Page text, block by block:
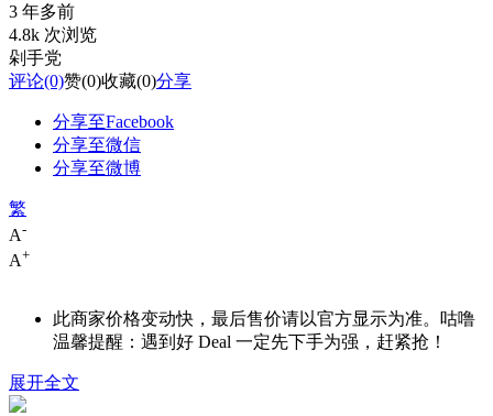
3 年多前
4.8k 次浏览
剁手党
评论(0)赞(0)收藏(0)分享
分享至Facebook
分享至微信
分享至微博
繁
A-
A+
此商家价格变动快，最后售价请以官方显示为准。咕噜
温馨提醒：遇到好 Deal 一定先下手为强，赶紧抢！
展开全文